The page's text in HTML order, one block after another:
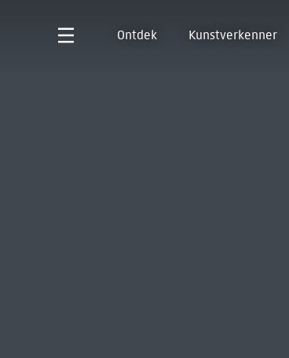
Ontdek Kunstverkenner